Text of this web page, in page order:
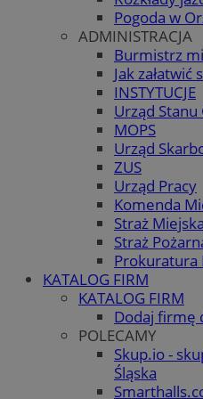
Pogoda w
ADMINISTRACJA
Burmistrz
Jak
INSTYTUCJE
Urząd
MOPS
Urząd
ZUS
Urząd Pracy
Komenda
Straż Miejska
Straż
Prokuratura
KATALOG FIRM
KATALOG FIRM
Dodaj firmę
POLECAMY
Skup.io -
Śląska